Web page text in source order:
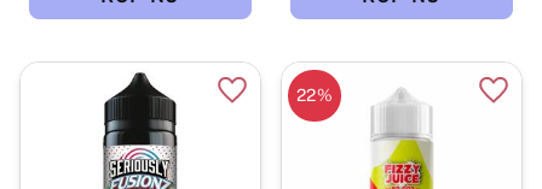
Lägg till i favoriter
22%